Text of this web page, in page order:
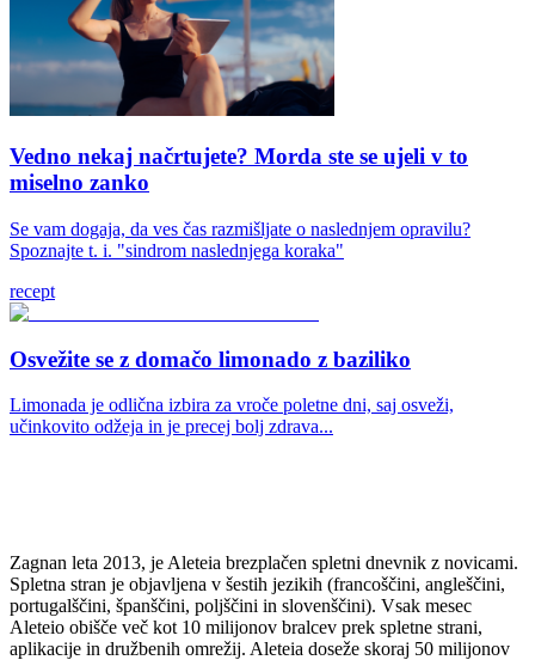
Vedno nekaj načrtujete? Morda ste se ujeli v to
miselno zanko
Se vam dogaja, da ves čas razmišljate o naslednjem opravilu?
Spoznajte t. i. "sindrom naslednjega koraka"
recept
Osvežite se z domačo limonado z baziliko
Limonada je odlična izbira za vroče poletne dni, saj osveži,
učinkovito odžeja in je precej bolj zdrava...
Zagnan leta 2013, je Aleteia brezplačen spletni dnevnik z novicami.
Spletna stran je objavljena v šestih jezikih (francoščini, angleščini,
portugalščini, španščini, poljščini in slovenščini). Vsak mesec
Aleteio obišče več kot 10 milijonov bralcev prek spletne strani,
aplikacije in družbenih omrežij. Aleteia doseže skoraj 50 milijonov